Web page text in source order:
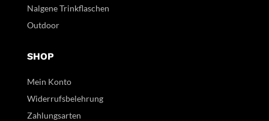
Nalgene Trinkflaschen
Outdoor
SHOP
Mein Konto
Widerrufsbelehrung
Zahlungsarten